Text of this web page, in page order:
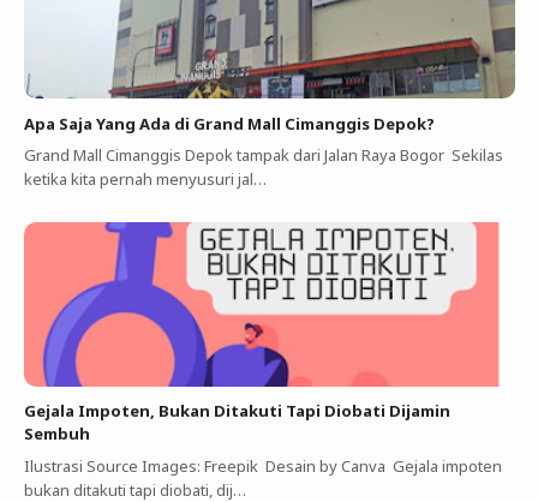
Apa Saja Yang Ada di Grand Mall Cimanggis Depok?
Grand Mall Cimanggis Depok tampak dari Jalan Raya Bogor Sekilas
ketika kita pernah menyusuri jal…
Gejala Impoten, Bukan Ditakuti Tapi Diobati Dijamin
Sembuh
Ilustrasi Source Images: Freepik Desain by Canva Gejala impoten
bukan ditakuti tapi diobati, dij…